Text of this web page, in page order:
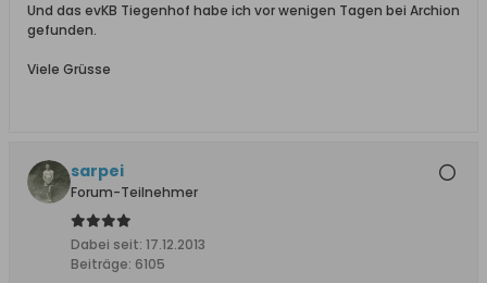
Und das evKB Tiegenhof habe ich vor wenigen Tagen bei Archion
gefunden.
Viele Grüsse
sarpei
Forum-Teilnehmer
Dabei seit: 17.12.2013
Beiträge: 6105